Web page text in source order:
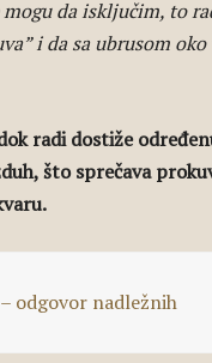
da isključim, to
i da sa ubrusom
radi dostiže
što sprečava
odgovor nadležnih